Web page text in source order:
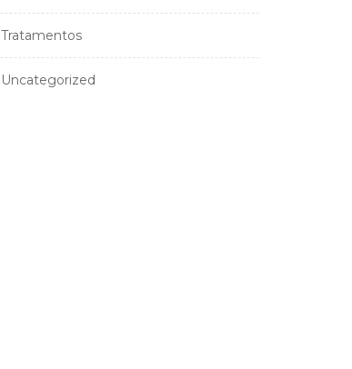
Tratamentos
Uncategorized